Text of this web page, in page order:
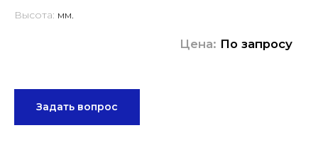
Высота: мм.
Цена: По запросу
Задать вопрос